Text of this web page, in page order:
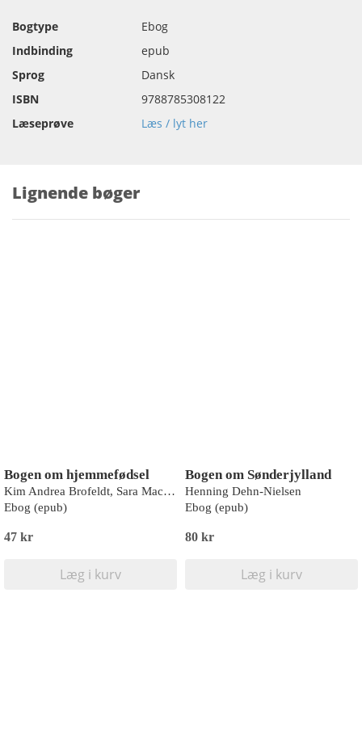
Bogtype
Ebog
Indbinding
epub
Sprog
Dansk
ISBN
9788785308122
Læseprøve
Læs / lyt her
Lignende bøger
Bogen om hjemmefødsel
Kim Andrea Brofeldt, Sara Mac Dalland, Maria Petræus, Stine Roldgaard, Nanna Solow
Ebog (epub)
47 kr
Læg i kurv
Bogen om Sønderjylland
Henning Dehn-Nielsen
Ebog (epub)
80 kr
Læg i kurv